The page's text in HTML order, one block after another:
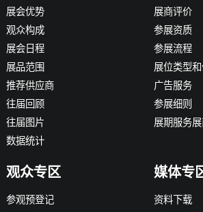
展会优势
观众构成
展会日程
展品范围
推荐供应商
往届回顾
往届图片
数据统计
展商评价
参展资质
参展流程
展位类型
广告服务
参展细则
展期服务
观众专区
参观预登记
媒体专
资料下载